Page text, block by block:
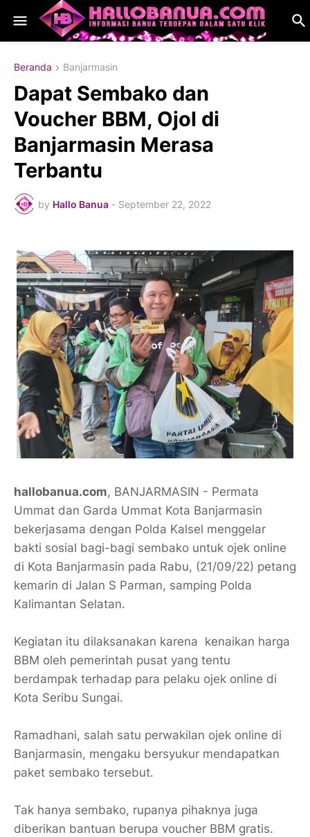
Beranda Banjarmasin
Dapat Sembako dan
Voucher BBM, Ojol di
Banjarmasin Merasa
Terbantu
by Hallo Banua - September 22, 2022
hallobanua.com, BANJARMASIN - Permata
Ummat dan Garda Ummat Kota Banjarmasin
bekerjasama dengan Polda Kalsel menggelar
bakti sosial bagi-bagi sembako untuk ojek online
di Kota Banjarmasin pada Rabu, (21/09/22) petang
kemarin di Jalan S Parman, samping Polda
Kalimantan Selatan.
Kegiatan itu dilaksanakan karena kenaikan harga
BBM oleh pemerintah pusat yang tentu
berdampak terhadap para pelaku ojek online di
Kota Seribu Sungai.
Ramadhani, salah satu perwakilan ojek online di
Banjarmasin, mengaku bersyukur mendapatkan
paket sembako tersebut.
Tak hanya sembako, rupanya pihaknya juga
diberikan bantuan berupa voucher BBM gratis.